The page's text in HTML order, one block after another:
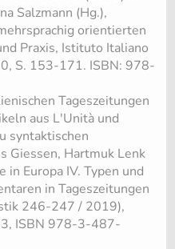
Salzmann (Hg.),
orientierten
Praxis, Istituto Italiano
S. 153-171. ISBN: 978-
Tageszeitungen
aus L'Unità und
syntaktischen
Giessen, Hartmuk Lenk
in Europa IV. Typen und
in Tageszeitungen
246-247 / 2019),
ISBN 978-3-487-